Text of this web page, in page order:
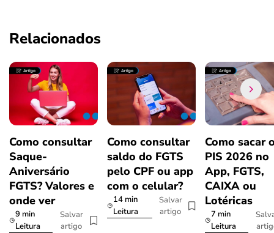
Relacionados
Como consultar
Saque-
Aniversário
FGTS? Valores e
onde ver
9 min
Leitura
Salvar
artigo
Como consultar
saldo do FGTS
pelo CPF ou app
com o celular?
14 min
Leitura
Salvar
artigo
Como sacar
PIS 2026 no
App, FGTS,
CAIXA ou
Lotéricas
7 min
Leitura